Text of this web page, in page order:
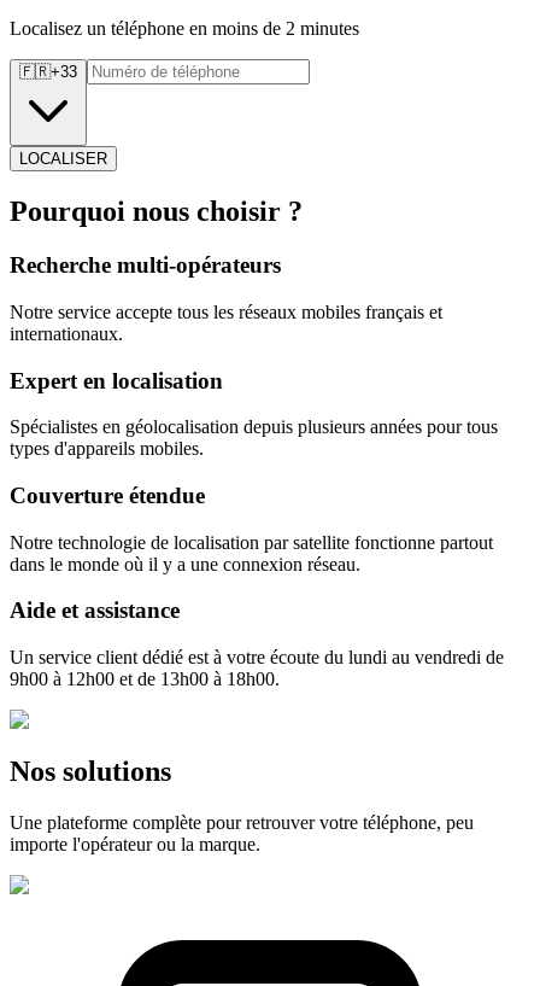
Localisez un téléphone en moins de 2 minutes
🇫🇷+33
LOCALISER
Pourquoi nous choisir ?
Recherche multi-opérateurs
Notre service accepte tous les réseaux mobiles français et
internationaux.
Expert en localisation
Spécialistes en géolocalisation depuis plusieurs années pour tous
types d'appareils mobiles.
Couverture étendue
Notre technologie de localisation par satellite fonctionne partout
dans le monde où il y a une connexion réseau.
Aide et assistance
Un service client dédié est à votre écoute du lundi au vendredi de
9h00 à 12h00 et de 13h00 à 18h00.
Nos solutions
Une plateforme complète pour retrouver votre téléphone, peu
importe l'opérateur ou la marque.